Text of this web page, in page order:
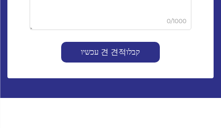
0/1000
קבלו견 견적 עכשיו